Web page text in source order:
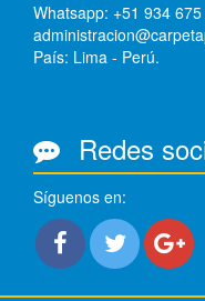
Whatsapp: +51 934
País: Lima - Perú.
Redes
Síguenos en: